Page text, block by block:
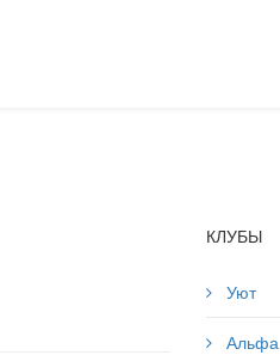
КЛУБЫ
Уют
Альфа